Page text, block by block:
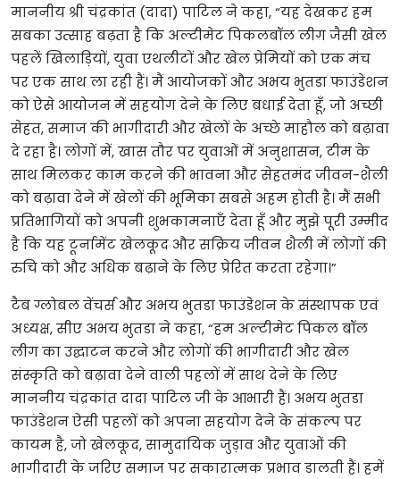
माननीय श्रीचंद्रकांत (दादा) पाटिलनेकहा, “यहदेखकरहम
सबकाउत्साहबढ़ताहैकि अल्टीमेटपिकलबॉललीगजैसीखेल
पहलेंखिलाड़ियों,युवाएथलीटोंऔरखेलप्रेमियोंकोएकमंच
परएकसाथलारहीहैं।मैंआयोजकोंऔर अभयभुतडाफाउंडेशन
कोऐसेआयोजनमेंसहयोगदेनेकेलिएबधाईदेताहूँ,जो अच्छी
सेहत,समाजकीभागीदारीऔरखेलोंके अच्छेमाहौलकोबढ़ावा
देरहाहै।लोगोंमें,खासतौरपरयुवाओंमें अनुशासन,टीमके
साथमिलकरकामकरनेकीभावनाऔरसेहतमंदजीवन-शैली
कोबढ़ावादेनेमेंखेलोंकीभूमिकासबसे अहमहोतीहै।मैंसभी
प्रतिभागियोंको अपनी शुभकामनाएँदेताहूँऔरमुझेपूरीउम्मीद
हैकियहटूर्नामेंटखेलकूदऔरसक्रियजीवन शैलीमेंलोगोंकी
रुचिकोऔर अधिकबढ़ानेकेलिएप्रेरितकरतारहेगा।”
टैबग्लोबलवेंचर्सऔर अभयभुतडाफाउंडेशनकेसंस्थापकएवं
अध्यक्ष,सीए अभयभुतडानेकहा, “हम अल्टीमेटपिकलबॉल
लीगकाउद्घाटनकरनेऔरलोगोंकीभागीदारीऔरखेल
संस्कृतिकोबढ़ावादेनेवालीपहलोंमेंसाथदेनेकेलिए
माननीयचंद्रकांतदादापाटिलजीकेआभारीहैं। अभयभुतडा
फाउंडेशनऐसीपहलोंको अपनासहयोगदेनेकेसंकल्पपर
कायमहै,जोखेलकूद,सामुदायिकजुड़ावऔरयुवाओंकी
भागीदारीकेजरिएसमाजपरसकारात्मकप्रभावडालतीहैं।हमें